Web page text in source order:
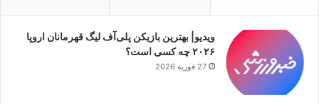
ویدیو| بهترین بازیکن پلی‌آف لیگ قهرمانان‌ اروپا
۲۰۲۶ چه کسی است؟
27 فوریه 2026